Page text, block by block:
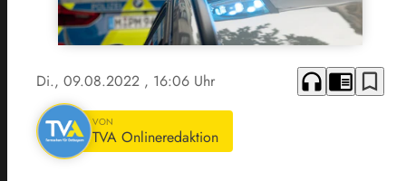
Di., 09.08.2022 , 16:06 Uhr headphones chrome_reader_mode bookmark_border
VON
TVA Onlineredaktion